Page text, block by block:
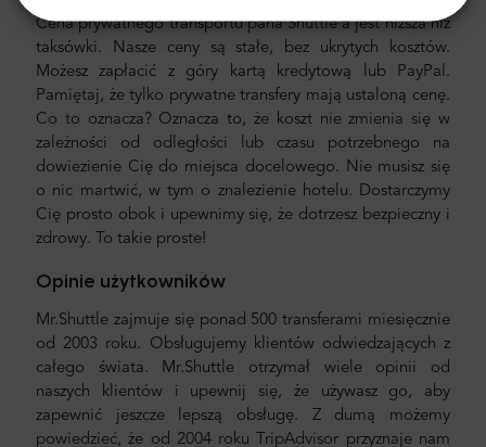
Cena prywatnego transportu pana Shuttle'a jest niższa niż
taksówki. Nasze ceny są stałe, bez ukrytych kosztów.
Możesz zapłacić z góry kartą kredytową lub PayPal.
Pamiętaj, że tylko prywatne transfery mają ustaloną cenę.
Co to oznacza? Oznacza to, że koszt nie zmienia się w
zależności od odległości lub czasu potrzebnego na
dowiezienie Cię do miejsca docelowego. Nie musisz się
o nic martwić, w tym o znalezienie hotelu. Dostarczymy
Cię prosto obok i upewnimy się, że dotrzesz bezpieczny i
zdrowy. To takie proste!
Opinie użytkowników
Mr.Shuttle zajmuje się ponad 500 transferami miesięcznie
od 2003 roku. Obsługujemy klientów odwiedzających z
całego świata. Mr.Shuttle otrzymał wiele opinii od
naszych klientów i upewnij się, że używasz go, aby
zapewnić jeszcze lepszą obsługę. Z dumą możemy
powiedzieć, że od 2004 roku TripAdvisor przyznaje nam